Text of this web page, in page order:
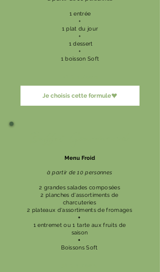
1 entrée
+
1 plat du jour
+
1 dessert
+
1 boisson Soft
Je choisis cette formule
Menu Froid
à partir de 10 personnes
2 grandes salades composées
2 planches d'assortiments de
charcuteries
2 plateaux d'assortiments de fromages
+
1 entremet ou 1 tarte aux fruits de
saison
+
Boissons Soft